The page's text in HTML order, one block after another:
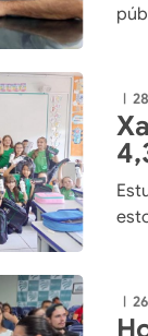
|
|